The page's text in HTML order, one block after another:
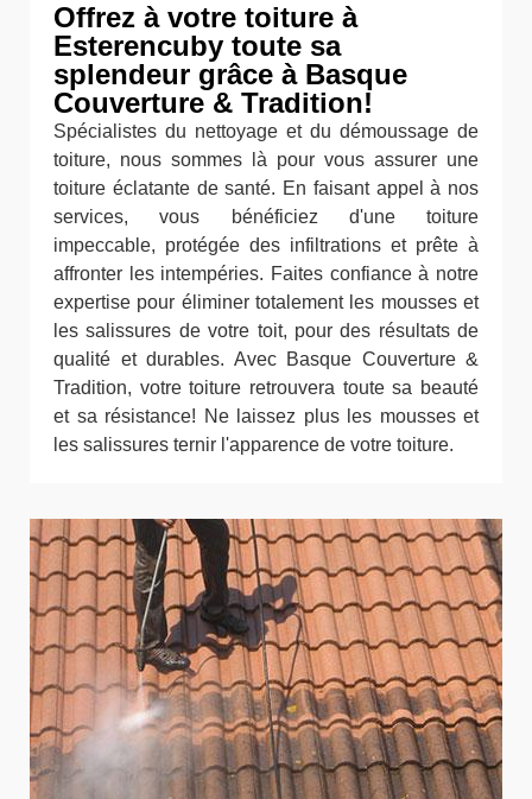
Offrez à votre toiture à
Esterencuby toute sa
splendeur grâce à Basque
Couverture & Tradition!
Spécialistes du nettoyage et du démoussage de
toiture, nous sommes là pour vous assurer une
toiture éclatante de santé. En faisant appel à nos
services, vous bénéficiez d'une toiture
impeccable, protégée des infiltrations et prête à
affronter les intempéries. Faites confiance à notre
expertise pour éliminer totalement les mousses et
les salissures de votre toit, pour des résultats de
qualité et durables. Avec Basque Couverture &
Tradition, votre toiture retrouvera toute sa beauté
et sa résistance! Ne laissez plus les mousses et
les salissures ternir l'apparence de votre toiture.